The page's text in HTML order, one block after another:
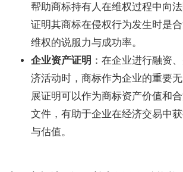
帮助商标持有人在维权过程中向
证明其商标在侵权行为发生时是
维权的说服力与成功率。
企业资产证明 ：在企业进行融资
济活动时，商标作为企业的重要
展证明可以作为商标资产价值和
文件，有助于企业在经济交易中
与估值。